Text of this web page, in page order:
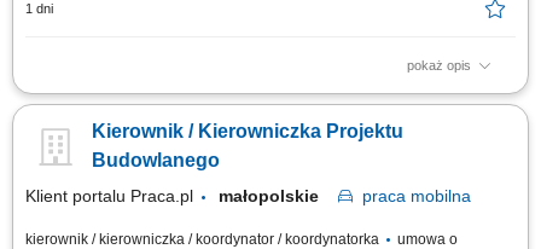
1 dni
pokaż opis
kierowanie i nadzorowanie prac budowlanych zgodnie z dokumentacją
terminowości wykonywanych robót; zarządzanie zespołem pracowników
oraz podwykonawcami; optymalizacja technologiczno-materiałowa
Kierownik / Kierowniczka Projektu
Budowlanego
Klient portalu Praca.pl małopolskie praca mobilna
kierownik / kierowniczka / koordynator / koordynatorka
umowa o